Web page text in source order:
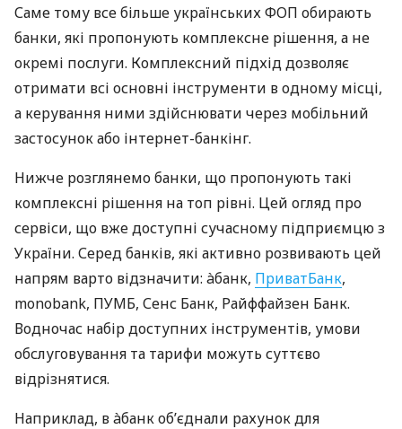
Саме тому все більше українських ФОП обирають
банки, які пропонують комплексне рішення, а не
окремі послуги. Комплексний підхід дозволяє
отримати всі основні інструменти в одному місці,
а керування ними здійснювати через мобільний
застосунок або інтернет-банкінг.
Нижче розглянемо банки, що пропонують такі
комплексні рішення на топ рівні. Цей огляд про
сервіси, що вже доступні сучасному підприємцю з
України. Серед банків, які активно розвивають цей
напрям варто відзначити: àбанк, ПриватБанк,
monobank, ПУМБ, Сенс Банк, Райффайзен Банк.
Водночас набір доступних інструментів, умови
обслуговування та тарифи можуть суттєво
відрізнятися.
Наприклад, в àбанк об’єднали рахунок для